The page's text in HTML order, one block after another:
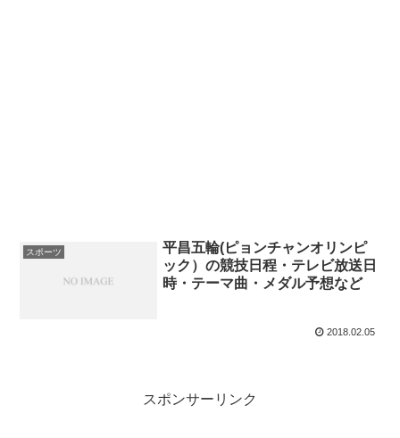
スポーツ
平昌五輪(ピョンチャンオリンピ
ック）の競技日程・テレビ放送日
時・テーマ曲・メダル予想など
2018.02.05
スポンサーリンク